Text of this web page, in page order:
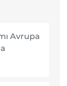
Avrupa